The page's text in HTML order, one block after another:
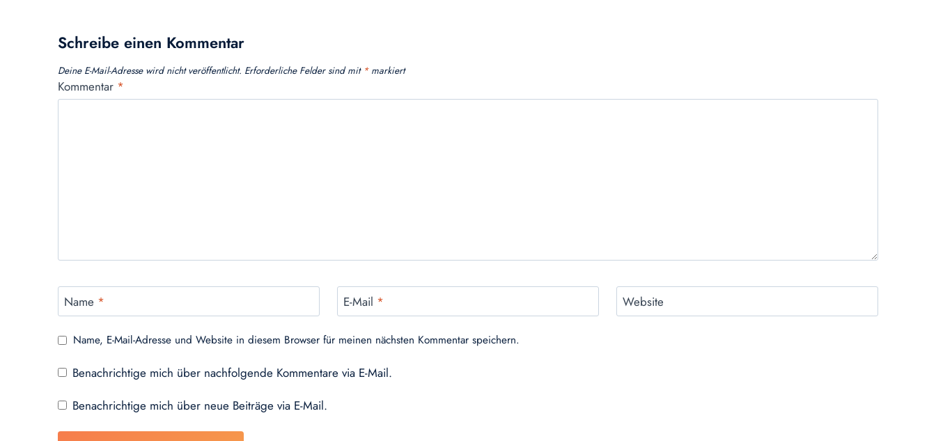
Schreibe einen Kommentar
Deine E-Mail-Adresse wird nicht veröffentlicht. Erforderliche Felder sind mit *markiert
Kommentar *
Name * E-Mail * Website
Name, E-Mail-Adresse und Website in diesem Browser für meinen nächsten Kommentar speichern.
Benachrichtige mich über nachfolgende Kommentare via E-Mail.
Benachrichtige mich über neue Beiträge via E-Mail.